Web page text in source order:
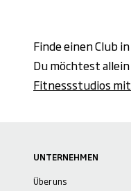
Finde einen Club
Du möchtest
Fitnessstudios
UNTERNEHMEN
Über uns